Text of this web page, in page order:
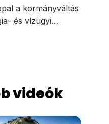
a kormányváltás
és vízügyi…
videók